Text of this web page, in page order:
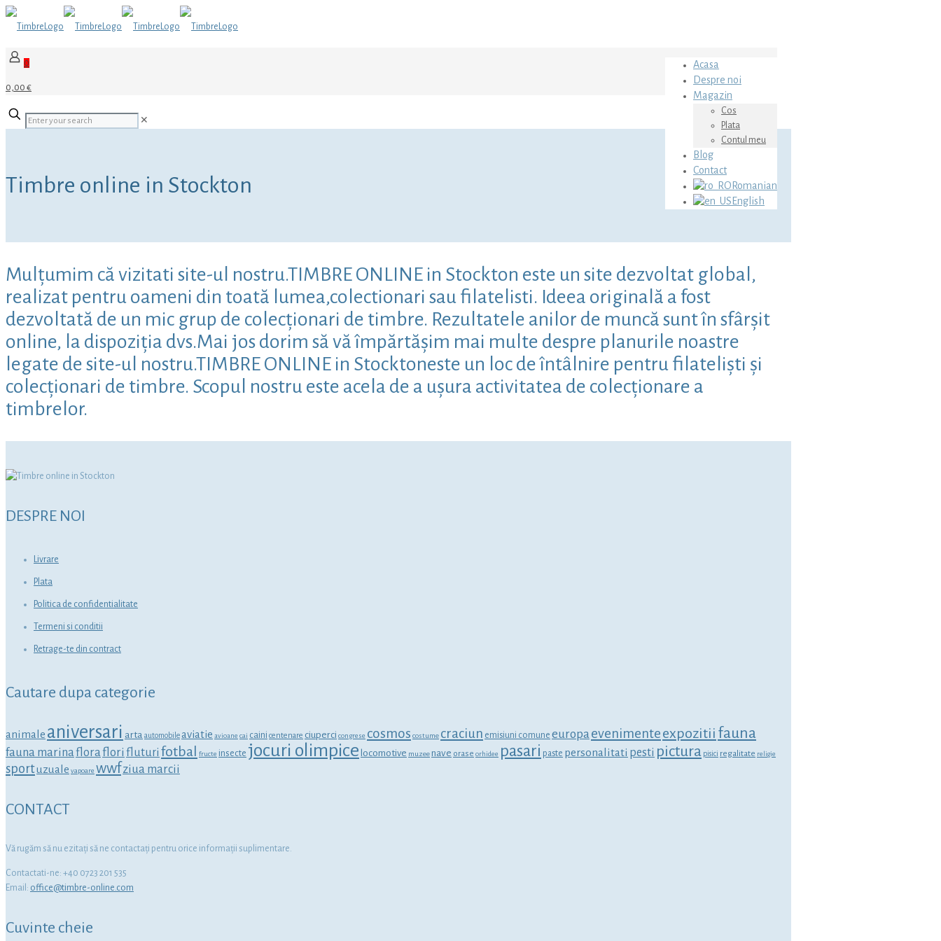
Acasa
Despre noi
Magazin
Cos
Plata
Contul meu
Blog
Contact
Romanian
English
0
0,00 €
✕
Timbre online in Stockton
Mulțumim că vizitati site-ul nostru.TIMBRE ONLINE in Stockton este un site dezvoltat global,
realizat pentru oameni din toată lumea,colectionari sau filatelisti. Ideea originală a fost
dezvoltată de un mic grup de colecționari de timbre. Rezultatele anilor de muncă sunt în sfârșit
online, la dispoziția dvs.Mai jos dorim să vă împărtășim mai multe despre planurile noastre
legate de site-ul nostru.TIMBRE ONLINE in Stocktoneste un loc de întâlnire pentru filateliști și
colecționari de timbre. Scopul nostru este acela de a ușura activitatea de colecționare a
timbrelor.
DESPRE NOI
Livrare
Plata
Politica de confidentialitate
Termeni si conditii
Retrage-te din contract
Cautare dupa categorie
animale aniversari arta automobile aviatie avioane cai caini centenare ciuperci congrese cosmos costume craciun emisiuni comune europa evenimenteexpozitii fauna
fauna marinafloraflori fluturi fotbal fructe insecte jocuri olimpice locomotive muzeenave orase orhidee pasari paste personalitati pesti pictura pisici regalitate religie
sportuzuale vapoare wwfziua marcii
CONTACT
Vă rugăm să nu ezitaţi să ne contactaţi pentru orice informaţii suplimentare.
Contactati-ne: +40 0723 201 535
Email: office@timbre-online.com
Cuvinte cheie